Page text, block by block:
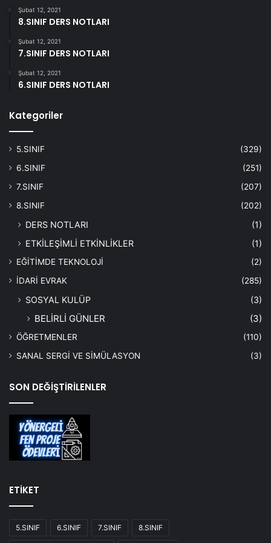
Şubat 12, 2021
8.SINIF DERS NOTLARI
Şubat 12, 2021
7.SINIF DERS NOTLARI
Şubat 12, 2021
6.SINIF DERS NOTLARI
Kategoriler
5.SINIF
(329)
6.SINIF
(251)
7.SINIF
(207)
8.SINIF
(202)
DERS NOTLARI
(1)
ETKİLEŞİMLİ ETKİNLİKLER
(1)
EĞİTİMDE TEKNOLOJİ
(2)
İDARİ EVRAK
(285)
SOSYAL KULÜP (3)
BELİRLİ GÜNLER (3)
ÖĞRETMENLER
(110)
SANAL SERGİ VE SİMÜLASYON
(3)
SON DEĞİŞTİRİLENLER
ETİKET
5.SINIF 6.SINIF 7.SINIF 8.SINIF